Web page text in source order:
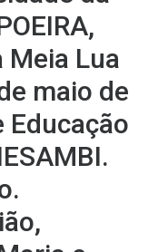
Meia Lua
maio de
Educação